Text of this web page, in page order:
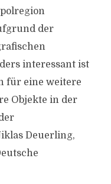
der
interessant ist
für eine weitere
Objekte in der
Deuerling,